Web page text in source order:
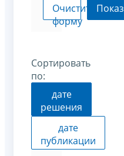
Очистить
форму
Сортировать
по:
дате
решения
дате
публикации